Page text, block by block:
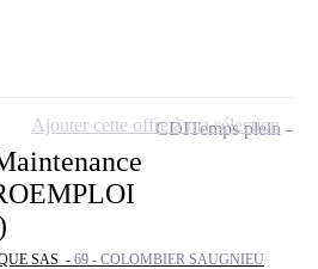
SAS - 69 - COLOMBIER SAUGNIEU
CDITemps plein
Ajouter cette offre à ma sélection